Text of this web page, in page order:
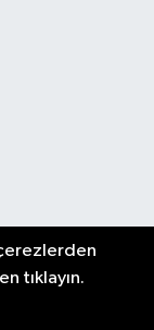
tıklayın.